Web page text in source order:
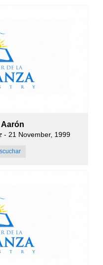
Aarón
- 21 November, 1999